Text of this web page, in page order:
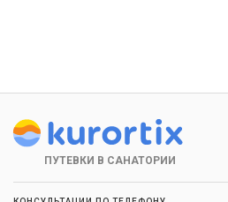
ПУТЕВКИ В САНАТОРИИ